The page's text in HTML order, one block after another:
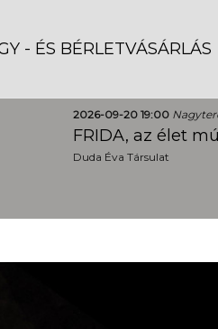
- ÉS BÉRLETVÁSÁRLÁS
2026-09-20 19:00
FRIDA, az élet
Duda Éva Társulat